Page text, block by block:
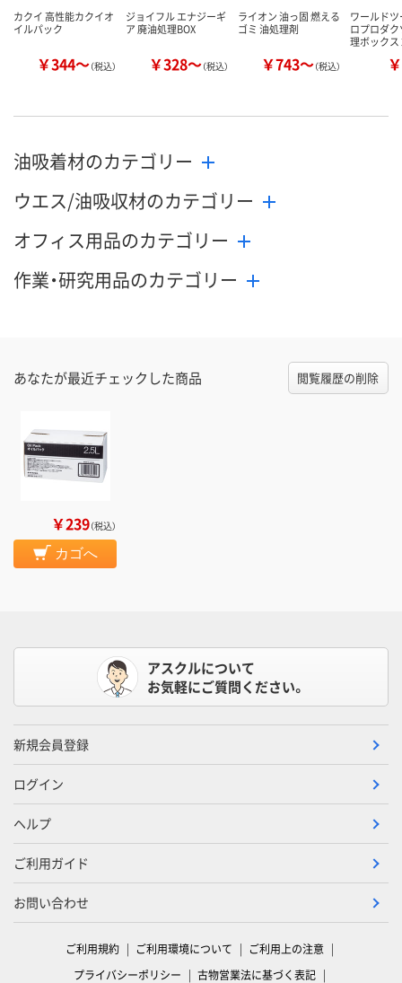
カクイ 高性能カクイオ
イルパック
￥344～（税込）
ジョイフル エナジーギ
ア 廃油処理BOX
￥328～（税込）
ライオン 油っ固 燃える
ゴミ 油処理剤
￥743～（税込）
ワールド
ロプロダ
理ボック
油吸着材のカテゴリー
ウエス/油吸収材のカテゴリー
オフィス用品のカテゴリー
作業・研究用品のカテゴリー
あなたが最近チェックした商品 閲覧履歴の削除
￥239（税込）
カゴへ
アスクルについて
お気軽にご質問ください。
新規会員登録
ログイン
ヘルプ
ご利用ガイド
お問い合わせ
ご利用規約 ご利用環境について
ご利用上の注意
プライバシーポリシー
古物営業法に基づく表記